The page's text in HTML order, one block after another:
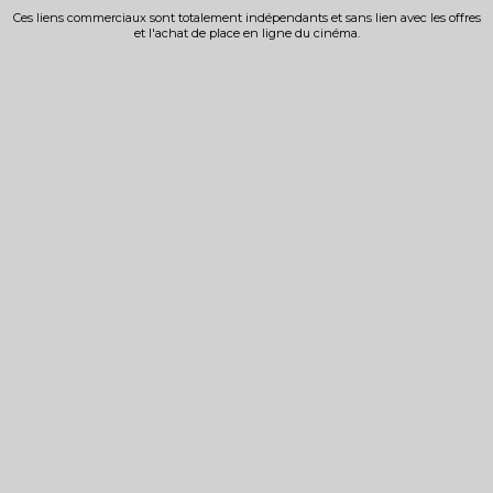
Ces liens commerciaux sont totalement indépendants et sans lien avec les offres
et l'achat de place en ligne du cinéma.